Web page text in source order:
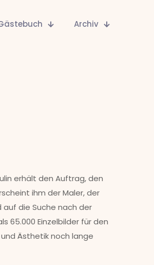
Archiv
erhält den Auftrag, den
ihm der Maler, der
auf die Suche nach der
65.000 Einzelbilder für den
Ästhetik noch lange